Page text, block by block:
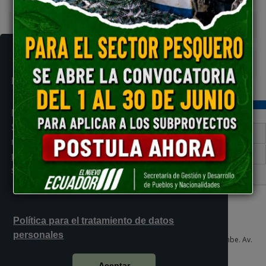
En cumplimiento de lo dispuesto en el
Acuerdo No. 012-2019
, emitido por el
Ministerio de Telecomunicaciones y de la
Sociedad de la Información, comunicamos
nuestra política para el tratamiento de datos
personales. Para continuar navegando en este
sitio debe aceptar los términos de la misma.
Política para el tratamiento de datos
personales
Programa para el financiamiento de subproyectos
Trámite y Servicios Institucionales
n
Contacto Ciudadano Digital
Portal Trámites Ciudadanos
Sistema Nacional de Información (SNI)
Plataforma Gubernamental de Desarrollo Social del Sur, Quitumbe. Av.